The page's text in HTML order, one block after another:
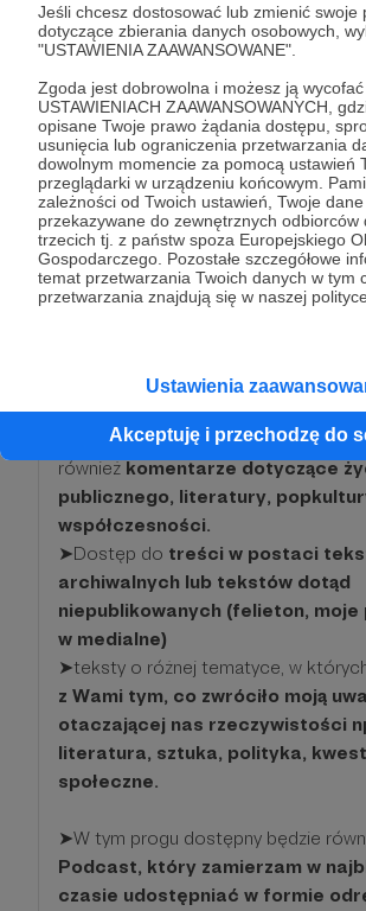
Jeśli chcesz dostosować lub zmienić swoje
dotyczące zbierania danych osobowych,
"USTAWIENIA ZAAWANSOWANE".
Zgoda jest dobrowolna i możesz ją
USTAWIENIACH ZAAWANSOWANYCH,
opisane Twoje prawo żądania dostępu,
usunięcia lub ograniczenia przetwarzania
dowolnym momencie za pomocą ustawień
przeglądarki w urządzeniu końcowym.
zależności od Twoich ustawień, Twoje
przekazywane do zewnętrznych odbiorców
trzecich tj. z państw spoza Europejskiego
Gospodarczego. Pozostałe szczegółowe
temat przetwarzania Twoich danych w tym
przetwarzania znajdują się w naszej
Ustawienia
Akceptuję i przechodzę do
50 zł miesięcznie
Bardzo dziękuję za wsparcie,
mnie bardzo cenne.
Dzięki tobie mogę zachować
zyskać czas dla prezentowanych tutaj
Bonusy dla Patronek i Patronów to:
zatytułowany “Dziennik.Fikcje”,
zapis wydarzeń pochodzących
mojego życia. W treści dziennika
również komentarze dotyczące
publicznego, literatury,
współczesności.
➤Dostęp do treści w postaci
archiwalnych lub tekstów dotąd
niepublikowanych (felieton, moje
w medialne)
➤teksty o różnej tematyce, w
z Wami tym, co zwróciło moją
otaczającej nas rzeczywistości
literatura, sztuka, polityka,
społeczne.
➤W tym progu dostępny będzie
Podcast, który zamierzam w
czasie udostępniać w formie